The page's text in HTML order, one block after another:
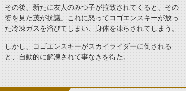
その後、新たに友人のみつ子が拉致されてくると、その
姿を見た茂が抗議。これに怒ってコゴエンスキーが放っ
た冷凍ガスを浴びてしまい、身体を凍らされてしまう。
しかし、コゴエンスキーがスカイライダーに倒される
と、自動的に解凍されて事なきを得た。